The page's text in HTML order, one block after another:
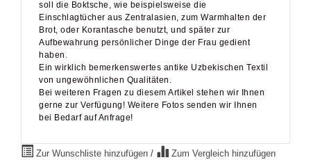
soll die Boktsche, wie beispielsweise die
Einschlagtücher aus Zentralasien, zum Warmhalten der
Brot, oder Korantasche benutzt, und später zur
Aufbewahrung persönlicher Dinge der Frau gedient
haben.
Ein wirklich bemerkenswertes antike Uzbekischen Textil
von ungewöhnlichen Qualitäten.
Bei weiteren Fragen zu diesem Artikel stehen wir Ihnen
gerne zur Verfügung! Weitere Fotos senden wir Ihnen
bei Bedarf auf Anfrage!
Zur Wunschliste hinzufügen / Zum Vergleich hinzufügen